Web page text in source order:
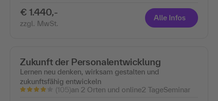
€ 1.440,-
zzgl. MwSt.
Alle Infos
Zukunft der Personalentwicklung
Lernen neu denken, wirksam gestalten und
zukunftsfähig entwickeln
(105)an 2 Orten und online2 TageSeminar